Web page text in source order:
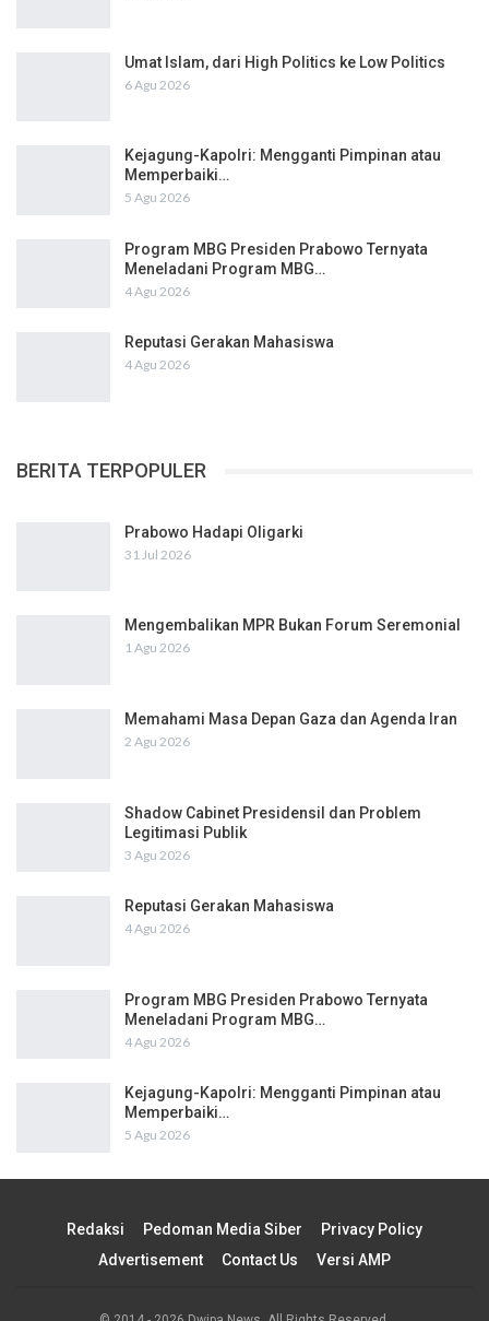
Umat Islam, dari High Politics ke Low Politics
6 Agu 2026
Kejagung-Kapolri: Mengganti Pimpinan atau
Memperbaiki…
5 Agu 2026
Program MBG Presiden Prabowo Ternyata
Meneladani Program MBG…
4 Agu 2026
Reputasi Gerakan Mahasiswa
4 Agu 2026
BERITA TERPOPULER
Prabowo Hadapi Oligarki
31 Jul 2026
Mengembalikan MPR Bukan Forum Seremonial
1 Agu 2026
Memahami Masa Depan Gaza dan Agenda Iran
2 Agu 2026
Shadow Cabinet Presidensil dan Problem
Legitimasi Publik
3 Agu 2026
Reputasi Gerakan Mahasiswa
4 Agu 2026
Program MBG Presiden Prabowo Ternyata
Meneladani Program MBG…
4 Agu 2026
Kejagung-Kapolri: Mengganti Pimpinan atau
Memperbaiki…
5 Agu 2026
Redaksi Pedoman Media Siber
Privacy Policy
Advertisement
Contact Us Versi AMP